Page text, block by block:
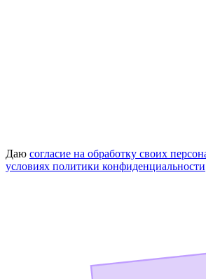
Даю согласие на обработку своих
условиях политики конфиденциальности